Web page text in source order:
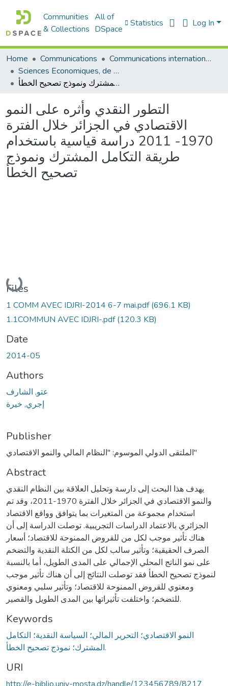
Communities
& Collections
All of
DSpace
Statistics Log In
Home Communications
Communications internationales (مداخلات دولية)
Sciences Economiques, de Gestion et Commerciales - العلوم الإقتصادية و التجارية و علوم التسيير
التطور النقدي وأثره على النمو الاقتصادي في الجزائر خلال الفترة 1970- 2011 دراسة قياسية باستخدام طريقة التكامل المشترك ونموذج تصحيح الخطأ
التطور النقدي وأثره على النمو
الاقتصادي في الجزائر خلال الفترة
1970- 2011 دراسة قياسية باستخدام
طريقة التكامل المشترك ونموذج
تصحيح الخطأ
Loading...
Files
1 COMM AVEC IDJRI-2014 6-7 mai.pdf(696.1 KB)
1.1COMMUN AVEC IDJRI-.pdf(120.3 KB)
Date
2014-05
Authors
عتو, الشارف
إجري, خيرة
Publisher
الملتقى الدولي الموسوم: "النظام المالي والنمو الاقتصادي"
Abstract
يهدف هذا البحث إلى دارسة وتحليل العلاقة بين النظام النقدي
والنمو الاقتصادي في الجزائر خلال الفترة 1970-2011، وقد تم
استخدام مجموعة من المتغيرات بما يتوافق وواقع الاقتصاد
الجزائري بالاعتماد الدراسات التجريبية. توصلت الدراسة إلى أن
هناك تأثير موجب لكل من للقروض الممنوحة للاقتصاد؛ أسعار
الصرف الحقيقية؛ وتأثير سالب لكل من الكتلة النقدية والتضخم
على نمو الناتج المحلي الإجمالي على المدى الطويل، أما بالنسبة
لنموذج تصحيح الخطأ فقد توصلت النتائج إلى أن هناك تأثير موجب
ومعنوي للقروض الممنوحة للاقتصاد؛ وتأثير سلبي ومعنوي
للتضخم؛ واختلفت تأثيراتها بين المدى الطويل والقصير.
Keywords
النمو الاقتصادي؛ التحرير المالي؛ السياسة النقدية؛ التكامل
المشترك؛ نموذج تصحيح الخطأ.
URI